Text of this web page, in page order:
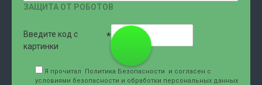
ЗАЩИТА ОТ РОБОТОВ
Введите код с
картинки
Я прочитал Политика Безопасности
и согласен с
условиями безопасности и обработки персональных данных